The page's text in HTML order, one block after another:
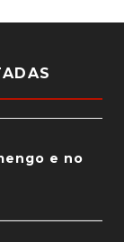
e no